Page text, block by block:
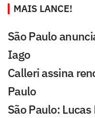
MAIS LANCE!
São Paulo
Iago
Calleri assina
Paulo
São Paulo: